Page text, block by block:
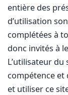
entière des
d’utilisation
complétées à
donc invités à
L’utilisateur
compétence et
et utiliser ce